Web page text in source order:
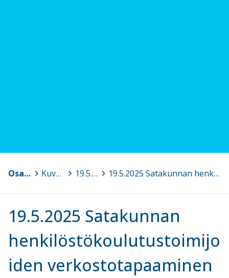
Osaava Satakunta > Kuvagalleria > 19.5.2025 Satakunnan henkilöstökoulutustoimijoiden verkostotapaaminen, Pori > 19.5.2025 Satakunnan henkilöstökoulutustoimijoiden verkostotapaaminen kuva 5.jpg
19.5.2025 Satakunnan
henkilöstökoulutustoimijo
iden verkostotapaaminen